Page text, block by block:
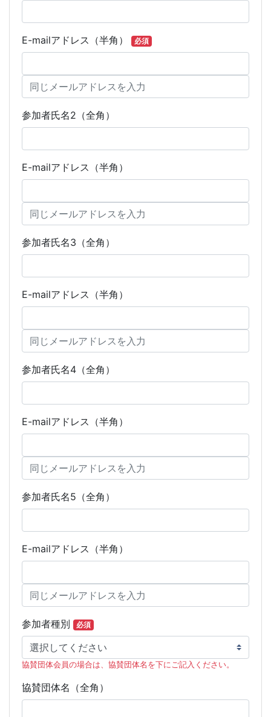
E-mailアドレス（半角） 必須
参加者氏名2（全角）
E-mailアドレス（半角）
参加者氏名3（全角）
E-mailアドレス（半角）
参加者氏名4（全角）
E-mailアドレス（半角）
参加者氏名5（全角）
E-mailアドレス（半角）
参加者種別 必須
協賛団体会員の場合は、協賛団体名を下にご記入ください。
協賛団体名（全角）